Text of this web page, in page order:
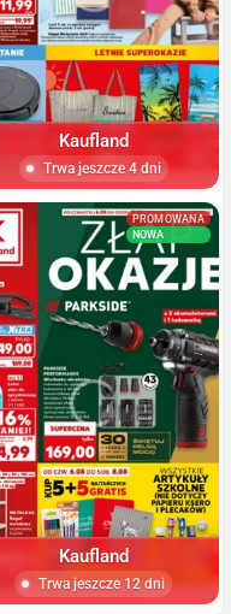
Kaufland
Trwa jeszcze 4 dni
PROMOWANA
NOWA
Kaufland
Trwa jeszcze 12 dni